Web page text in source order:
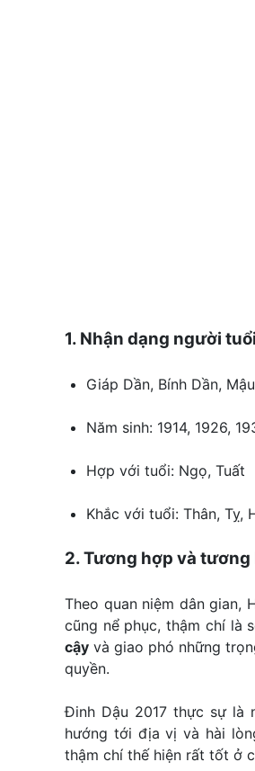
1. Nhận dạng người
Giáp Dần, Bính Dần,
Năm sinh: 1914, 1926,
Hợp với tuổi: Ngọ, Tuất
Khắc với tuổi: Thân, Tỵ,
2. Tương hợp và
Theo quan niệm dân gian,
cũng nể phục, thậm chí là
cậy và giao phó những
quyền.
Đinh Dậu 2017 thực sự là
hướng tới địa vị và hài
thậm chí thế hiện rất tốt ở